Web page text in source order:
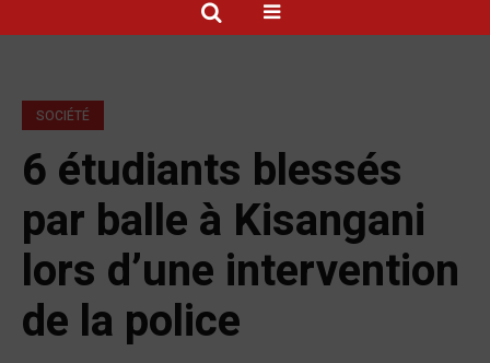
SOCIÉTÉ
6 étudiants blessés
par balle à Kisangani
lors d’une intervention
de la police